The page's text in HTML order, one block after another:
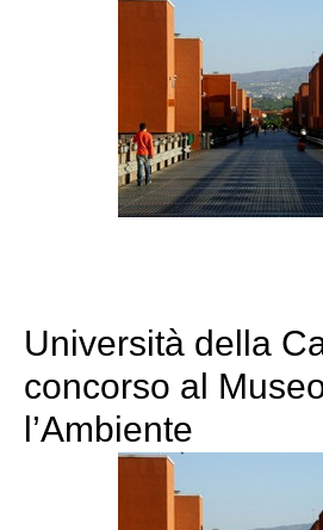
Università della
concorso al
l’Ambiente